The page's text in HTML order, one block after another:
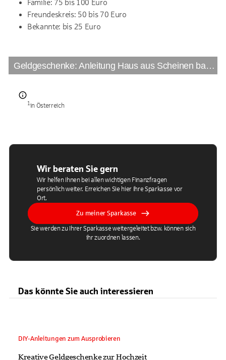
Familie: 75 bis 100 Euro
Freundeskreis: 50 bis 70 Euro
Bekannte: bis 25 Euro
Geldgeschenke: Anleitung Haus aus Scheinen basteln
1 in Österreich
Wir beraten Sie gern
Wir helfen Ihnen bei allen wichtigen Finanzfragen
persönlich weiter. Erreichen Sie hier Ihre Sparkasse vor
Ort.
Zu meiner Sparkasse
Sie werden zu Ihrer Sparkasse weitergeleitet bzw. können sich
ihr zuordnen lassen.
Das könnte Sie auch interessieren
DIY-Anleitungen zum Ausprobieren
Kreative Geldgeschenke zur Hochzeit